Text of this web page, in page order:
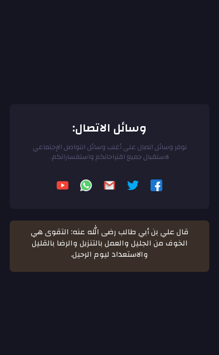
وسائل الاتصال:
نوفر وسائل اتصال على أغلب وسائل التواصل الإجتماعي
لاستقبال جميع اقتراحاتكم واستفساراتكم.
قال علي بن أبي طالب رضى الله عنه: التقوى هي
الخوف من الجليل والعمل بالتنزيل والرضا بالقليل
والاستعداد ليوم الرحيل.